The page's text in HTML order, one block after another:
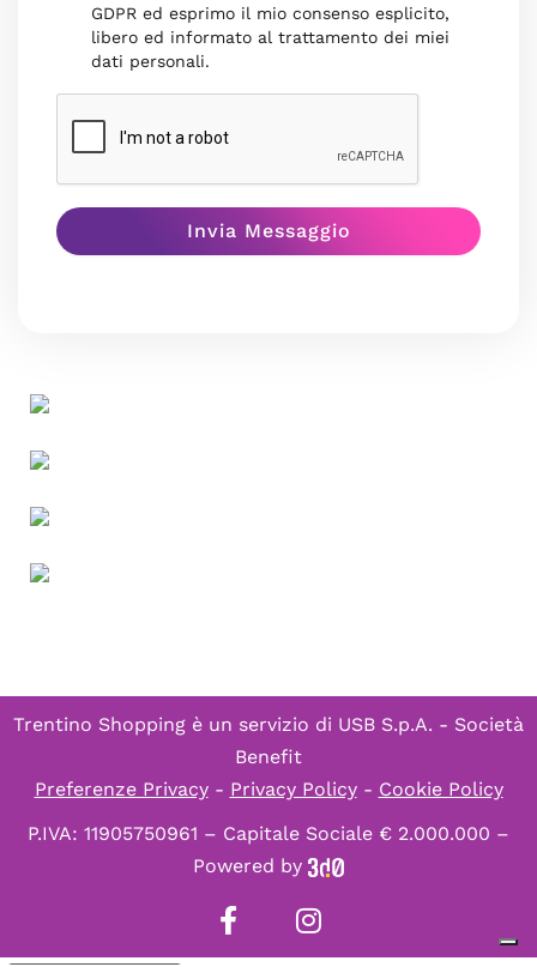
GDPR ed esprimo il mio consenso esplicito,
libero ed informato al trattamento dei miei
dati personali.
Trentino Shopping è un servizio di USB S.p.A. - Società
Benefit
Preferenze Privacy- Privacy Policy- Cookie Policy
P.IVA: 11905750961 – Capitale Sociale € 2.000.000 –
Powered by